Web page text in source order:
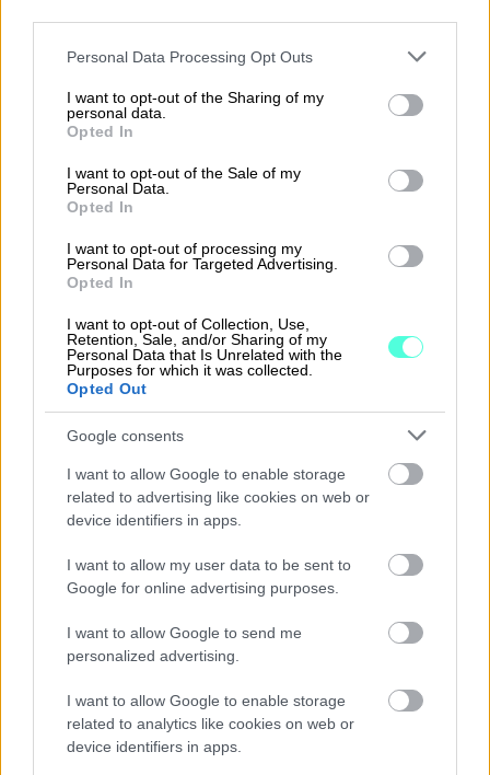
Please note that this website/app uses one or more Google
not limited to your visit or usage behaviour. You may click to
grant or deny consent to Google and its third-party tags to
use your data for below specified purposes in below Google
consent section.
Personal Data Processing Opt Outs
I want to opt-out of the Sharing of my
personal data.
Opted In
I want to opt-out of the Sale of my
Personal Data.
Opted In
I want to opt-out of processing my
Personal Data for Targeted Advertising.
Opted In
I want to opt-out of Collection, Use,
Retention, Sale, and/or Sharing of my
Personal Data that Is Unrelated with the
Purposes for which it was collected.
Opted Out
Google consents
I want to allow Google to enable storage
related to advertising like cookies on web or
device identifiers in apps.
I want to allow my user data to be sent to
Google for online advertising purposes.
I want to allow Google to send me
personalized advertising.
I want to allow Google to enable storage
related to analytics like cookies on web or
device identifiers in apps.
”Yhdistyksemme talouden hoito sujuu
helposti, vaikka urheilukisoja seuratessa”
Anna-Kaisa Packalen
TALOUDENHOITAJA, PYÖRÄILYSEURA FINSKA
LUE KOKO ASIAKASTARINA ⟶
jäsenrekisterin ja Finago
Procountorin välillä